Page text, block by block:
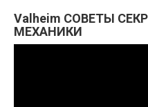
Valheim СОВЕТЫ
МЕХАНИКИ